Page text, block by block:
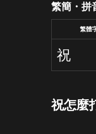
繁簡・拼
繁體
祝
祝怎麼